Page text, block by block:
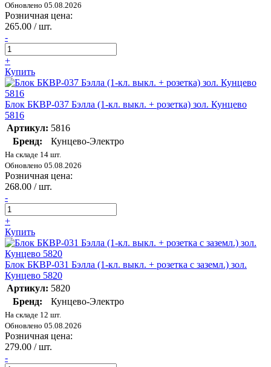
Обновлено 05.08.2026
Розничная цена:
265.00 / шт.
-
+
Купить
Блок БКВР-037 Бэлла (1-кл. выкл. + розетка) зол. Кунцево
5816
Артикул: 5816
Бренд:
Кунцево-Электро
На складе 14 шт.
Обновлено 05.08.2026
Розничная цена:
268.00 / шт.
-
+
Купить
Блок БКВР-031 Бэлла (1-кл. выкл. + розетка с заземл.) зол.
Кунцево 5820
Артикул: 5820
Бренд:
Кунцево-Электро
На складе 12 шт.
Обновлено 05.08.2026
Розничная цена:
279.00 / шт.
-